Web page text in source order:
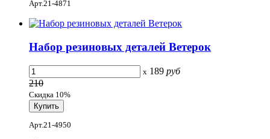
Арт.21-4871
Набор резиновых деталей Ветерок
x 189 руб
210
Скидка 10%
Арт.21-4950